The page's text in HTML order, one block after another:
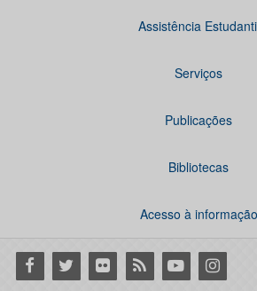
Assistência
Serviços
Publicações
Bibliotecas
Acesso à informação
Facebook
Twitter Flickr RSS YoutubeInstagram